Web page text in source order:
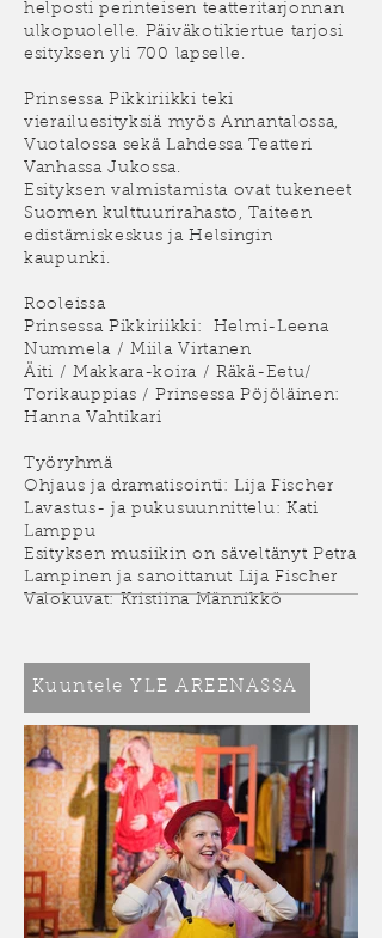
helposti perinteisen teatteritarjonnan
ulkopuolelle. Päiväkotikiertue tarjosi
esityksen yli 700 lapselle.
Prinsessa Pikkiriikki teki
vierailuesityksiä myös Annantalossa,
Vuotalossa sekä Lahdessa Teatteri
Vanhassa Jukossa.
Esityksen valmistamista ovat tukeneet
Suomen kulttuurirahasto, Taiteen
edistämiskeskus ja Helsingin
kaupunki.
Rooleissa
Prinsessa Pikkiriikki: Helmi-Leena
Nummela / Miila Virtanen
Äiti / Makkara-koira / Räkä-Eetu/
Torikauppias / Prinsessa Pöjöläinen:
Hanna Vahtikari
Työryhmä
Ohjaus ja dramatisointi: Lija Fischer
Lavastus- ja pukusuunnittelu: Kati
Lamppu
Esityksen musiikin on säveltänyt Petra
Lampinen ja sanoittanut Lija Fischer
Valokuvat: Kristiina Männikkö
Kuuntele YLE AREENASSA